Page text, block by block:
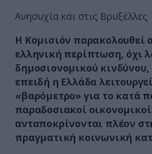
Ανησυχία και στις Βρυξέλλες
Η Κομισιόν παρακολουθεί
ελληνική περίπτωση, όχι
δημοσιονομικού
επειδή η Ελλάδα
«βαρόμετρο» για το κατά
παραδοσιακοί οικονομικοί
ανταποκρίνονται πλέον
πραγματική κοινωνική